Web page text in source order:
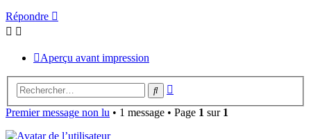
Répondre
Aperçu avant impression
Rechercher
Premier message non lu • 1 message • Page 1 sur 1